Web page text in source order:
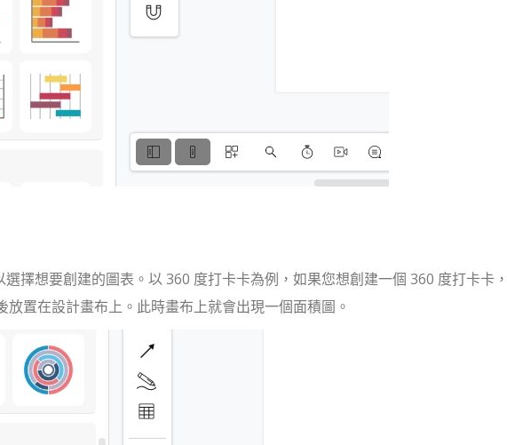
擇想要創建的圖表。以 360 度打卡卡為例，如果您想創建一個 360 度打卡卡
置在設計畫布上。此時畫布上就會出現一個面積圖。